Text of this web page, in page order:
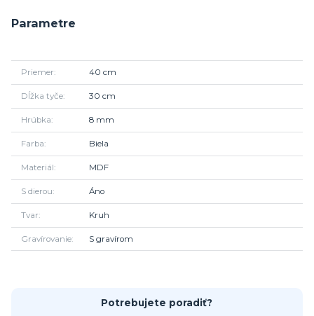
Parametre
Priemer 40 cm
Dĺžka tyče 30 cm
Hrúbka 8 mm
Farba Biela
Materiál MDF
S dierou Áno
Tvar Kruh
Gravírovanie S gravírom
Potrebujete poradiť?